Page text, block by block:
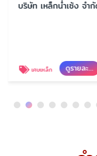
บริษัท เหล็กน่ำเซ้ง จำ
เศษเหล็ก ดูรายละเอียด